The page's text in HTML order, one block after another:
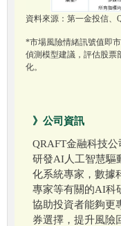
資料來源：第一金投信、
*市場風險情緒訊號值即
偵測模型建議，評估股票
化。
》公司資訊
QRAFT金融科技
研發AI人工智慧驅
化系統專家，數據
專家等有關的AI科
協助投資者能夠更
券選擇，提升風險